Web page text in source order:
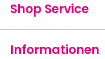
Shop Service
Informationen